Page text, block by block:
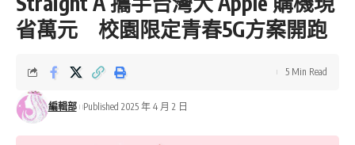
省萬元 校園限定青春5G方案開跑
編輯部 Published 2025 年 4 月 2 日
5 Min Read